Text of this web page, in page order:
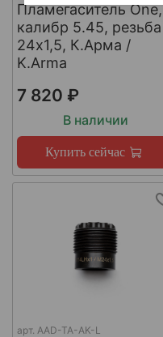
Пламегаситель One,
калибр 5.45, резьба
24х1,5, К.Арма /
K.Arma
7 820 ₽
В наличии
Купить сейчас
арт. AAD-TA-AK-L